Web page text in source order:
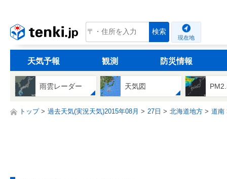
tenki.jp 検索
現在地
天気予報 観測 防災情報
雨雲レーダー 天気図
トップ 過去天気(実況天気)2015年08月 27日 北海道地方 道南